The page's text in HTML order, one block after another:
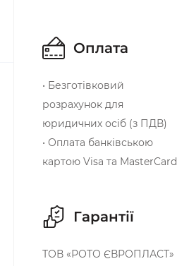
Оплата
• Безготівковий
розрахунок для
юридичних осіб (з ПДВ)
• Оплата банківською
картою Visa та MasterCard
Гарантії
ТОВ «РОТО ЄВРОПЛАСТ»